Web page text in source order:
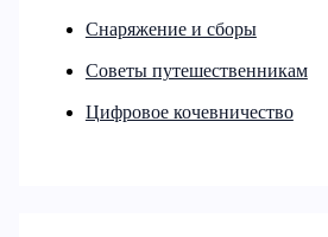
Снаряжение и сборы
Советы путешественникам
Цифровое кочевничество